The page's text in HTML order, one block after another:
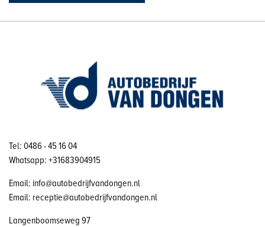
Tel: 0486 - 45 16 04
Whatsapp: +31683904915
Email: info@autobedrijfvandongen.nl
Email: receptie@autobedrijfvandongen.nl
Langenboomseweg 97